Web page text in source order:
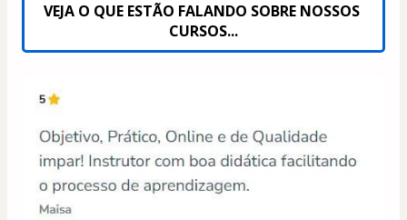
VEJA O QUE ESTÃO FALANDO SOBRE NOSSOS
CURSOS...